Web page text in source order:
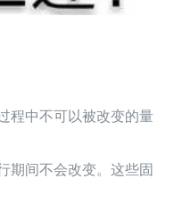
程中不可以被改变的量
期间不会改变。这些固